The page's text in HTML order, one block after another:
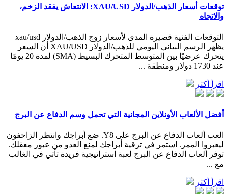
توقعات أسعار الذهب/الدولار XAU/USD: الانتعاش يفقد الزخم،
والاتجاه
التوقعات الفنية قصيرة المدى لأسعار زوج الذهب/الدولار xau/usd
يظهر الرسم البياني اليومي للذهب/الدولار XAU/USD أن السعر
يتحرك عرضيًا بين المتوسط المتحرك البسيط (SMA) لمدة 20 يومًا
عند 1730 دولار ومنطقة ...
اقرأ أكثر
أفضل الألعاب الأونلاين المجانية التي تحمل وسم الدفاع عن البرج
العب ألعاب الدفاع عن البرج على Y8. ضع أبراجك وانتظر الزاحفون
ليعبروا الممر. استمر في ترقية أبراجك لمنع العدو من عبور معقلك.
توفر ألعاب الدفاع عن البرج لعبة استراتيجية فريدة تأتي في الغالب
مع ...
اقرأ أكثر